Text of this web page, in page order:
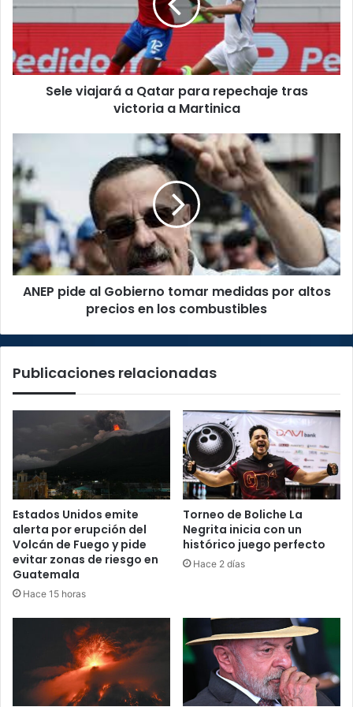
para
repechaje
victoria
a
MartinicaSele viajará a Qatar para repechaje tras
victoria a Martinica
pide
al
Gobierno
tomar
medidas
por
altos
precios
ANEP pide al Gobierno tomar medidas por altos
precios en los combustibles
Publicaciones relacionadas
Estados Unidos emite
alerta por erupción del
Volcán de Fuego y pide
evitar zonas de riesgo en
Guatemala
Hace 15 horas
Torneo de Boliche La
Negrita inicia con un
histórico juego perfecto
Hace 2 días